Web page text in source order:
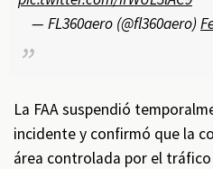
— FL360aero (@fl360aero)
La FAA suspendió
incidente y confirmó que la
área controlada por el